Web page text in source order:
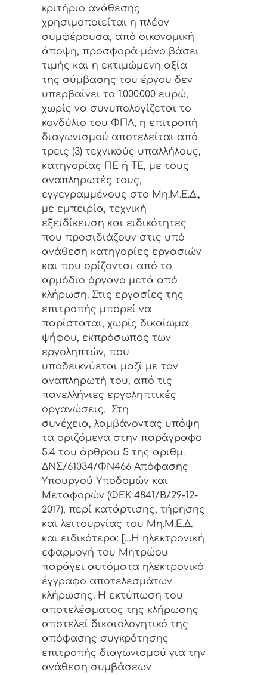
κριτήριο ανάθεσης
χρησιμοποιείται η πλέον
συμφέρουσα, από οικονομική
άποψη, προσφορά μόνο βάσει
τιμής και η εκτιμώμενη αξία
της σύμβασης του έργου δεν
υπερβαίνει το 1.000.000 ευρώ,
χωρίς να συνυπολογίζεται το
κονδύλιο του ΦΠΑ, η επιτροπή
διαγωνισμού αποτελείται από
τρεις (3) τεχνικούς υπαλλήλους,
κατηγορίας ΠΕ ή TE, με τους
αναπληρωτές τους,
εγγεγραμμένους στο Μη.Μ.Ε.Δ.,
με εμπειρία, τεχνική
εξειδίκευση και ειδικότητες
που προσιδιάζουν στις υπό
ανάθεση κατηγορίες εργασιών
και που ορίζονται από το
αρμόδιο όργανο μετά από
κλήρωση. Στις εργασίες της
επιτροπής μπορεί να
παρίσταται, χωρίς δικαίωμα
ψήφου, εκπρόσωπος των
εργοληπτών, που
υποδεικνύεται μαζί με τον
αναπληρωτή του, από τις
πανελλήνιες εργοληπτικές
οργανώσεις. Στη
συνέχεια, λαμβάνοντας υπόψη
τα οριζόμενα στην παράγραφο
5.4 του άρθρου 5 της αριθμ.
ΔΝΣ/61034/ΦΝ466 Απόφασης
Υπουργού Υποδομών και
Μεταφορών (ΦΕΚ 4841/Β/29-12-
2017), περί κατάρτισης, τήρησης
και λειτουργίας του Μη.Μ.Ε.Δ.
και ειδικότερα: […Η ηλεκτρονική
εφαρμογή του Μητρώου
παράγει αυτόματα ηλεκτρονικό
έγγραφο αποτελεσμάτων
κλήρωσης. Η εκτύπωση του
αποτελέσματος της κλήρωσης
αποτελεί δικαιολογητικό της
απόφασης συγκρότησης
επιτροπής διαγωνισμού για την
ανάθεση συμβάσεων